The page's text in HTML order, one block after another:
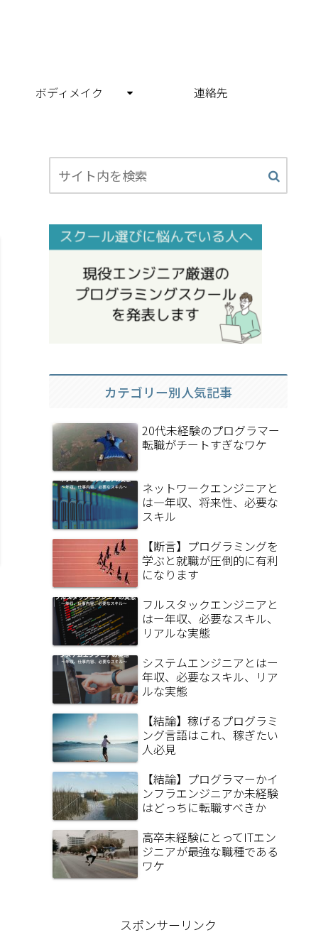
ボディメイク 連絡先
カテゴリー別人気記事
20代未経験のプログラマー
転職がチートすぎなワケ
ネットワークエンジニアと
は―年収、将来性、必要な
スキル
【断言】プログラミングを
学ぶと就職が圧倒的に有利
になります
フルスタックエンジニアと
はー年収、必要なスキル、
リアルな実態
システムエンジニアとはー
年収、必要なスキル、リア
ルな実態
【結論】稼げるプログラミ
ング言語はこれ、稼ぎたい
人必見
【結論】プログラマーかイ
ンフラエンジニアか未経験
はどっちに転職すべきか
高卒未経験にとってITエン
ジニアが最強な職種である
ワケ
スポンサーリンク